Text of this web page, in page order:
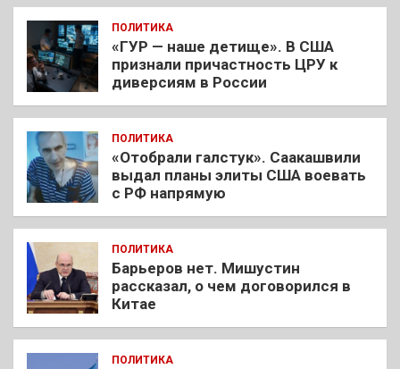
ПОЛИТИКА
«ГУР — наше детище». В США
признали причастность ЦРУ к
диверсиям в России
ПОЛИТИКА
«Отобрали галстук». Саакашвили
выдал планы элиты США воевать
с РФ напрямую
ПОЛИТИКА
Барьеров нет. Мишустин
рассказал, о чем договорился в
Китае
ПОЛИТИКА